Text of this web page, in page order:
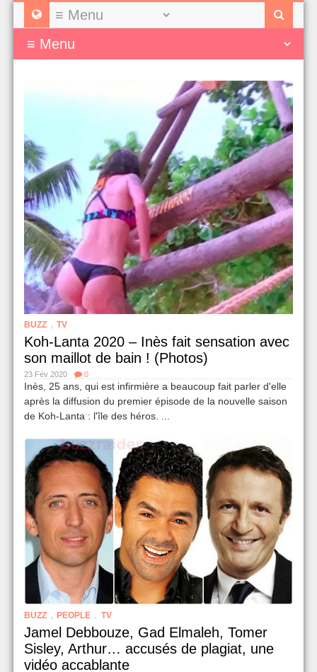
BUZZ , TV
Koh-Lanta 2020 – Inès fait sensation avec
son maillot de bain ! (Photos)
23 Fév 2020 0
Inès, 25 ans, qui est infirmière a beaucoup fait parler d'elle
après la diffusion du premier épisode de la nouvelle saison
de Koh-Lanta : l'île des héros. ...
BUZZ , PEOPLE , TV
Jamel Debbouze, Gad Elmaleh, Tomer
Sisley, Arthur… accusés de plagiat, une
vidéo accablante